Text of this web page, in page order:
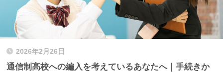
2026年2月26日
通信制高校への編入を考えているあなたへ｜手続きか